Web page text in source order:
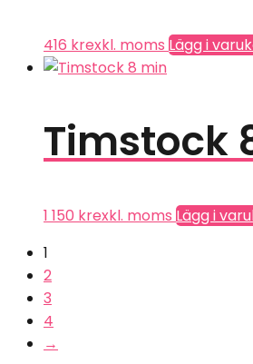
416 krexkl. moms Lägg i
Timstock
1 150 krexkl. moms Lägg i
1
2
3
4
→